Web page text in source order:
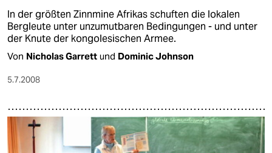
In der größten Zinnmine Afrikas schuften die lokalen
Bergleute unter unzumutbaren Bedingungen - und unter
der Knute der kongolesischen Armee.
Von Nicholas Garrett und Dominic Johnson
5.7.2008